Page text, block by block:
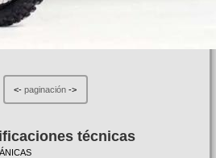
<-paginación ->
técnicas